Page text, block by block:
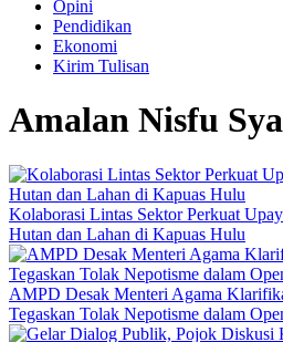
Opini
Pendidikan
Ekonomi
Kirim Tulisan
Amalan Nisfu
Kolaborasi Lintas Sektor Perkuat
Hutan dan Lahan di Kapuas Hulu
AMPD Desak Menteri Agama
Tegaskan Tolak Nepotisme dalam